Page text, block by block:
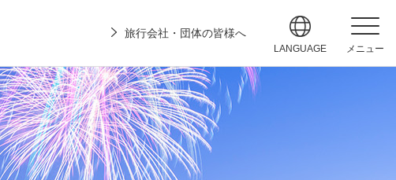
旅行会社・団体の皆様へ
LANGUAGE メニュー